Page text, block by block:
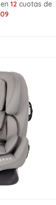
en12 cuotas de